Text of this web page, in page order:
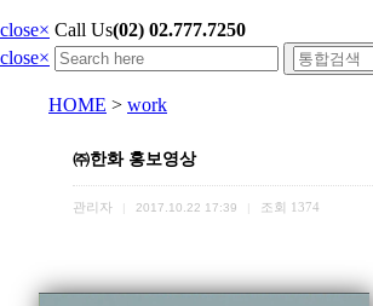
close× Call Us(02) 02.777.7250
close×
HOME > work
㈜한화 홍보영상
관리자 2017.10.22 17:39 조회 1374